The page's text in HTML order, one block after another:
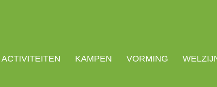
ACTIVITEITEN KAMPEN VORMING